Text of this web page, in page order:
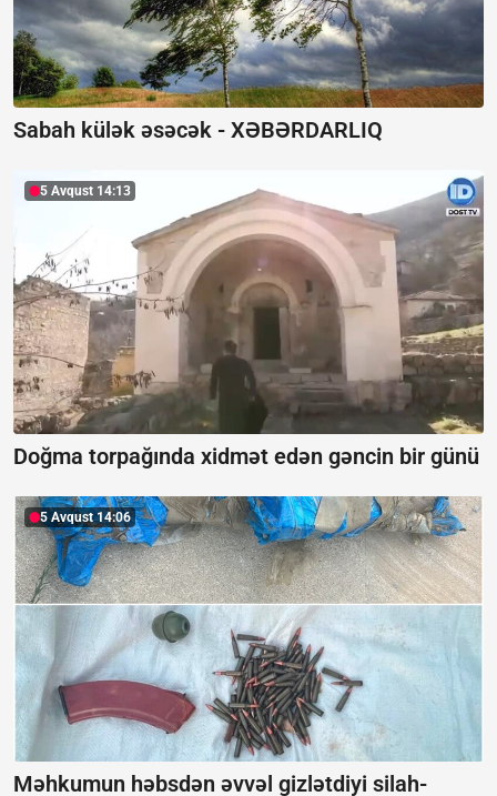
Sabah külək əsəcək - XƏBƏRDARLIQ
5 Avqust 14:13
Doğma torpağında xidmət edən gəncin bir günü
5 Avqust 14:06
Məhkumun həbsdən əvvəl gizlətdiyi silah-